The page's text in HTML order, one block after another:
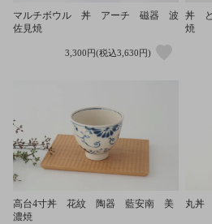
マルチボウル 丼 アーチ 磁器 波
佐見焼
3,300円(税込3,630円)
丼
焼
高台4寸丼 花紋 陶器 藍安南 美
濃焼
丸丼